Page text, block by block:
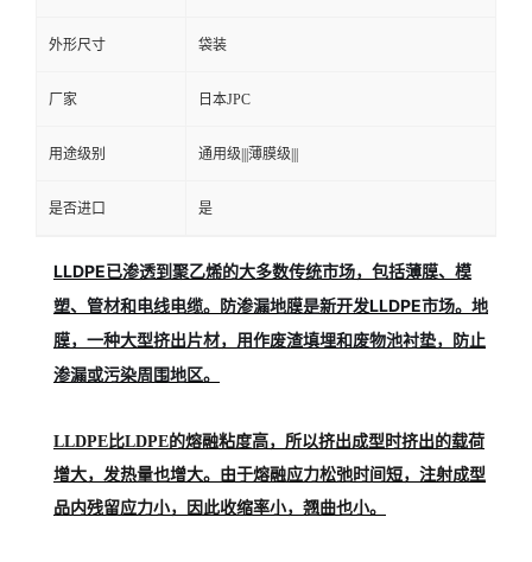
外形尺寸 袋装
厂家 日本JPC
用途级别 通用级|||薄膜级|||
是否进口 是
LLDPE已渗透到聚乙烯的大多数传统市场，包括薄膜、模
塑、管材和电线电缆。防渗漏地膜是新开发LLDPE市场。地
膜，一种大型挤出片材，用作废渣填埋和废物池衬垫，防止
渗漏或污染周围地区。
LLDPE比LDPE的熔融粘度高，所以挤出成型时挤出的载荷
增大，发热量也增大。由于熔融应力松弛时间短，注射成型
品内残留应力小，因此收缩率小，翘曲也小。